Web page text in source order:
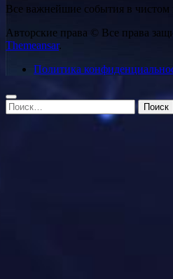
Все важнейшие события в чистом
Авторские права © Все права
Themeansar.
Политика
Найти: